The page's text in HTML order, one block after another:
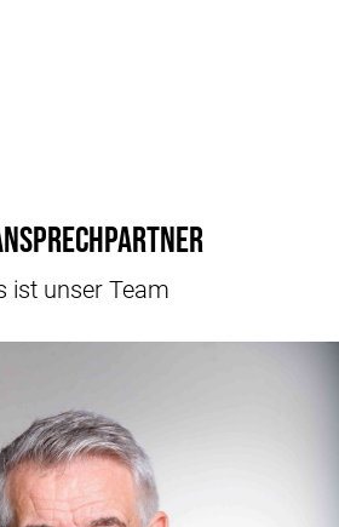
ist unser Team